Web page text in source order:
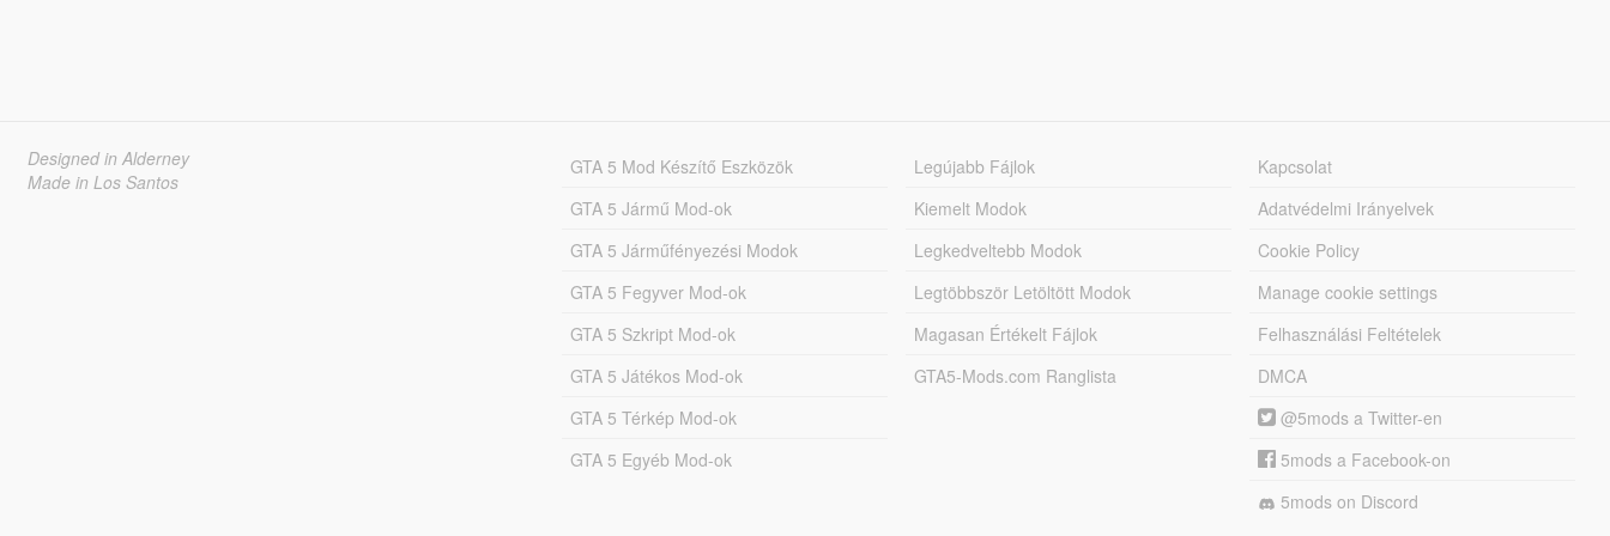
Designed in Alderney
Made in Los Santos
GTA 5 Mod Készítő Eszközök
GTA 5 Jármű Mod-ok
GTA 5 Járműfényezési Modok
GTA 5 Fegyver Mod-ok
GTA 5 Szkript Mod-ok
GTA 5 Játékos Mod-ok
GTA 5 Térkép Mod-ok
GTA 5 Egyéb Mod-ok
Legújabb Fájlok
Kiemelt Modok
Legkedveltebb Modok
Legtöbbször Letöltött Modok
Magasan Értékelt Fájlok
GTA5-Mods.com Ranglista
Kapcsolat
Adatvédelmi Irányelvek
Cookie Policy
Manage cookie settings
Felhasználási Feltételek
DMCA
@5mods a Twitter-en
5mods a Facebook-on
5mods on Discord